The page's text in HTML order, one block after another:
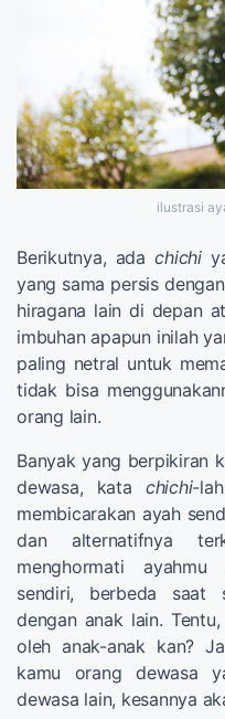
ilustrasi
Berikutnya, adachichi
yang sama persis dengan
hiragana lain di depan
imbuhan apapun inilah
paling netral untuk
tidak bisa
orang lain.
Banyak yang berpikiran
dewasa, kata chichi-
membicarakan ayah
dan alternatifnya
menghormati
sendiri, berbeda saat
dengan anak lain.
oleh anak-anak kan?
kamu orang dewasa
dewasa lain, kesannya